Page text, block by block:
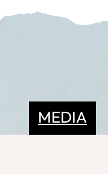
MEDIA